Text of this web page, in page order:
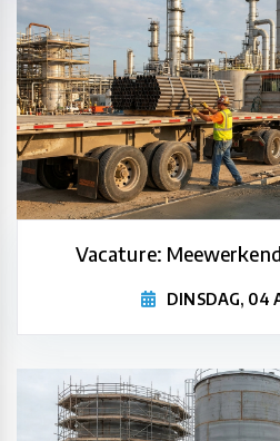
Vacature:
DINSDAG, 04